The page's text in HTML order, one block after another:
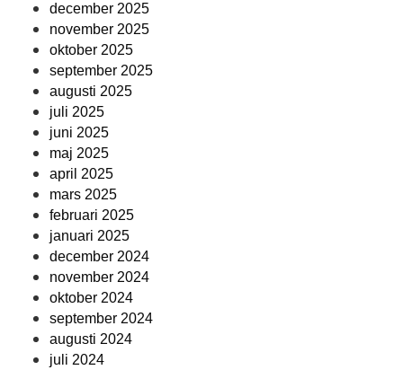
december 2025
november 2025
oktober 2025
september 2025
augusti 2025
juli 2025
juni 2025
maj 2025
april 2025
mars 2025
februari 2025
januari 2025
december 2024
november 2024
oktober 2024
september 2024
augusti 2024
juli 2024